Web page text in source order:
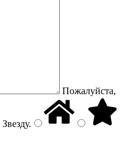
Пожалуйста,
Звезду.